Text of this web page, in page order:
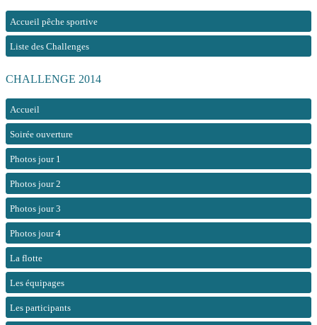
Accueil pêche sportive
Liste des Challenges
CHALLENGE 2014
Accueil
Soirée ouverture
Photos jour 1
Photos jour 2
Photos jour 3
Photos jour 4
La flotte
Les équipages
Les participants